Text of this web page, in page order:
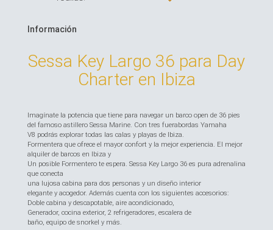
Información
Sessa Key Largo 36 para Day
Charter en Ibiza
Imagínate la potencia que tiene para navegar un barco open de 36 pies
del famoso astillero Sessa Marine. Con tres fuerabordas Yamaha
V8 podrás explorar todas las calas y playas de Ibiza.
Formentera que ofrece el mayor confort y la mejor experiencia. El mejor
alquiler de barcos en Ibiza y
Un posible Formentero te espera. Sessa Key Largo 36 es pura adrenalina
que conecta
una lujosa cabina para dos personas y un diseño interior
elegante y acogedor. Además cuenta con los siguientes accesorios:
Doble cabina y descapotable, aire acondicionado,
Generador, cocina exterior, 2 refrigeradores, escalera de
baño, equipo de snorkel y más.